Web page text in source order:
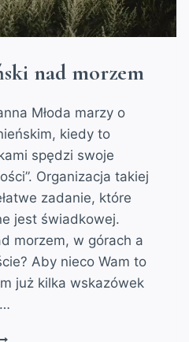
nad morzem
Młoda marzy o
kiedy to
spędzi swoje
Organizacja takiej
zadanie, które
jest świadkowej.
morzem, w górach a
Aby nieco Wam to
już kilka wskazówek